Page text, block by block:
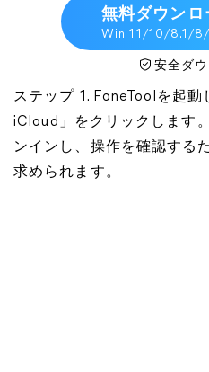
無料ダウンロ
Win 11/10/8.1/
安全ダ
ステップ 1. FoneToolを起
iCloud」をクリックします
ンインし、操作を確認する
求められます。